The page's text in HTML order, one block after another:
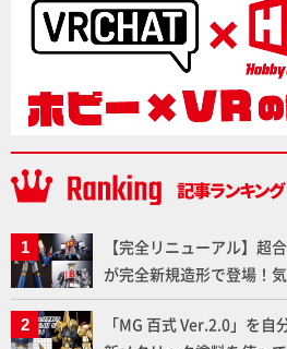
【完全リニューアル】超
が完全新規造形で登場！
下ろしでご紹介!!さらに
ト」セット情報もお届け
「MG 百式 Ver.2.0」を